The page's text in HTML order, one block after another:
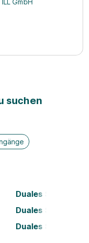
GmbH
suchen
Duales Studium
Duales Studium
Duales Studium